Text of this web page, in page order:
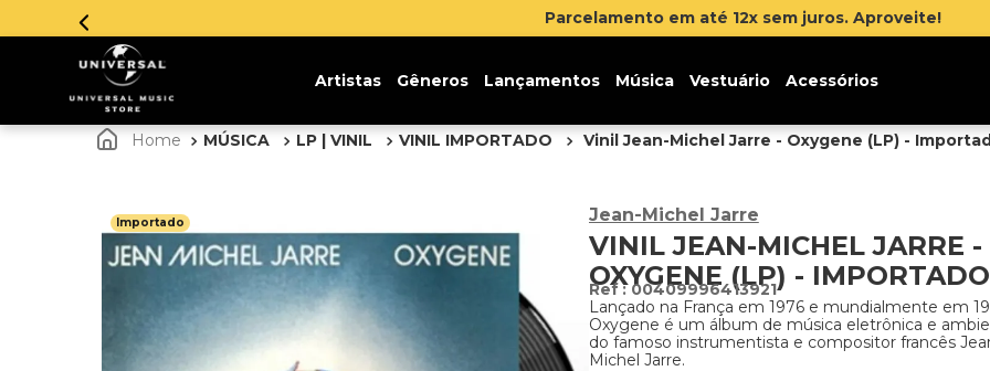
Parcelamento em até 12x sem juros. Aproveite!
Artistas Gêneros Lançamentos Música Vestuário Acessórios
MÚSICA LP | VINIL VINIL IMPORTADO Vinil Jean-Michel Jarre - Oxygene (LP) -
Importado Jean-Michel Jarre
VINIL JEAN-MICHEL JARRE -
OXYGENE (LP) - IMPORTADO
:00409996413921
Lançado na França em 1976 e mundialmente em
Oxygene é um álbum de música eletrônica e
do famoso instrumentista e compositor francês
Michel Jarre.